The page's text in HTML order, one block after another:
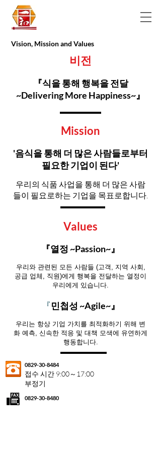
Vision, Mission and Values
비전
『식을 통해 행복을 전달
~Delivering More Happiness~』
Mission
Mission
'음식을 통해 더 많은 사람들로부터
필요한 기업이 된다'
우리의 식품 사업을 통해 더 많은 사람
들이 필요로하는 기업을 목표로합니다.
Values
『열정 ~Passion~』
우리와 관련된 모든 사람들 (고객, 지역 사회,
공급 업체, 직원)에게 행복을 전달하는 열정이
우리에게 있습니다.
『 민첩성 ~Agile~』
우리는 항상 기업 가치를 최적화하기 위해 변
화 예측, 신속한 적응 및 대책 모색에 유연하게
행동합니다.
0829-30-8484
접수 시간 9:00～17:00
부정기
0829-30-8480